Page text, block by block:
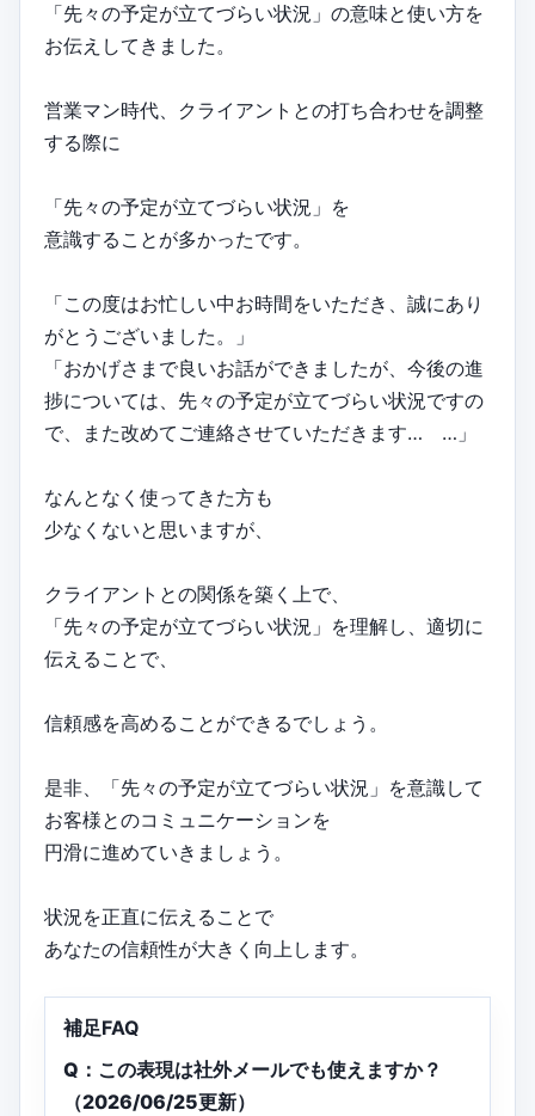
「先々の予定が立てづらい状況」の意味と使い方を
お伝えしてきました。
営業マン時代、クライアントとの打ち合わせを調整
する際に
「先々の予定が立てづらい状況」を
意識することが多かったです。
「この度はお忙しい中お時間をいただき、誠にあり
がとうございました。」
「おかげさまで良いお話ができましたが、今後の進
捗については、先々の予定が立てづらい状況ですの
で、また改めてご連絡させていただきます… …」
なんとなく使ってきた方も
少なくないと思いますが、
クライアントとの関係を築く上で、
「先々の予定が立てづらい状況」を理解し、適切に
伝えることで、
信頼感を高めることができるでしょう。
是非、「先々の予定が立てづらい状況」を意識して
お客様とのコミュニケーションを
円滑に進めていきましょう。
状況を正直に伝えることで
あなたの信頼性が大きく向上します。
補足FAQ
Q：この表現は社外メールでも使えますか？
（2026/06/25更新）